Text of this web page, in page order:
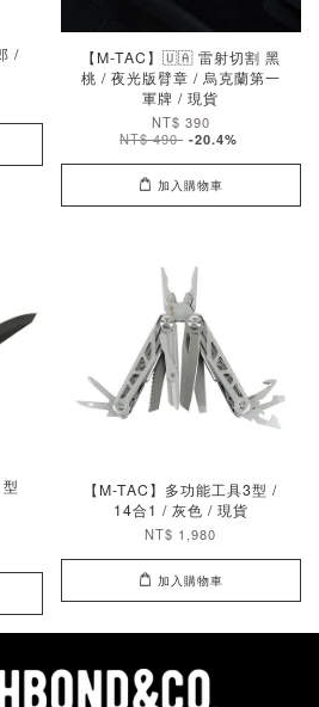
/
【M-TAC】🇺🇦 雷射切割 黑
桃 / 夜光版臂章 / 烏克蘭第一
軍牌 / 現貨
NT$ 390
NT$ 490 -20.4%
加入購物車
【M-TAC】多功能工具3型 /
14合1 / 灰色 / 現貨
NT$ 1,980
加入購物車